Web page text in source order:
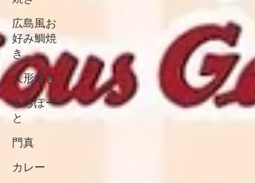
広島風お
好み鯛焼
き
人形焼き
ららぽー
と
門真
カレー